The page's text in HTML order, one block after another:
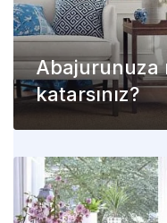
Abajurunuza
katarsınız?